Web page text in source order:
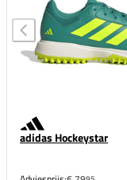
adidas Hockeystar